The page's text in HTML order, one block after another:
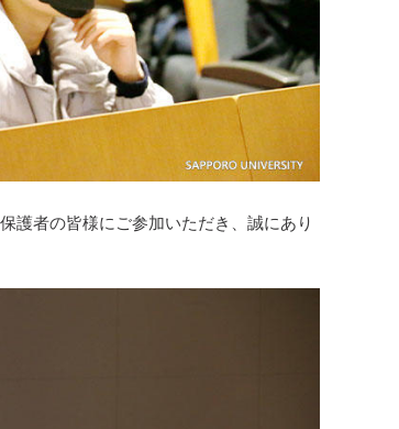
護者の皆様にご参加いただき、誠にあり